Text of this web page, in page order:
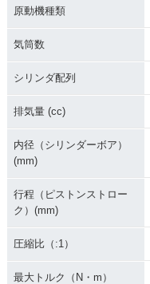
原動機種類
気筒数
シリンダ配列
排気量 (cc)
内径（シリンダーボア）
(mm)
行程（ピストンストロー
ク）(mm)
圧縮比（:1）
最大トルク（N・m）